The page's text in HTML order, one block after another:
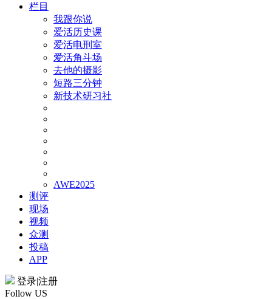
栏目
我跟你说
爱活历史课
爱活电刑室
爱活角斗场
去他的摄影
短路三分钟
新技术研习社
AWE2025
测评
现场
视频
众测
投稿
APP
登录|注册
Follow US